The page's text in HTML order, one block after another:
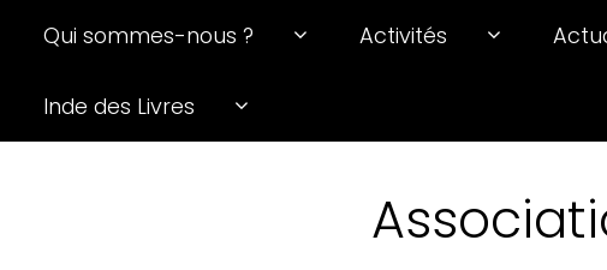
Qui sommes-nous ? Activités
Inde des Livres